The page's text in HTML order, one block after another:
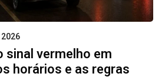
sinal vermelho em
horários e as regras